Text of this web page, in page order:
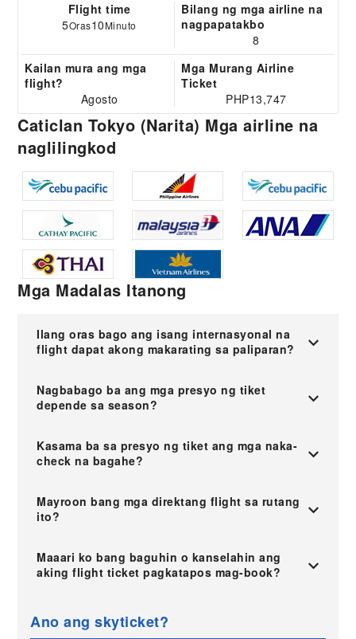
Flight time
5Oras10Minuto
Bilang ng mga airline na
nagpapatakbo
8
Kailan mura ang mga
flight?
Agosto
Mga Murang Airline
Ticket
PHP13,747
Caticlan Tokyo (Narita) Mga airline na
naglilingkod
Mga Madalas Itanong
Ilang oras bago ang isang internasyonal na
flight dapat akong makarating sa paliparan?
Nagbabago ba ang mga presyo ng tiket
depende sa season?
Kasama ba sa presyo ng tiket ang mga naka-
check na bagahe?
Mayroon bang mga direktang flight sa rutang
ito?
Maaari ko bang baguhin o kanselahin ang
aking flight ticket pagkatapos mag-book?
Ano ang skyticket?